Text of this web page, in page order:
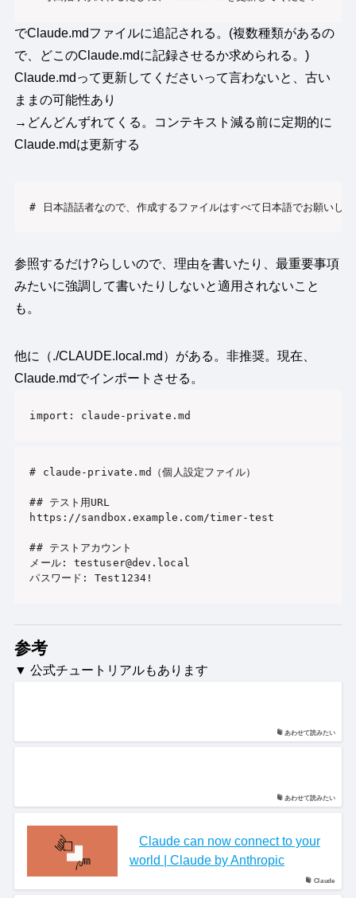
でClaude.mdファイルに追記される。(複数種類があるの
で、どこのClaude.mdに記録させるか求められる。)
Claude.mdって更新してくださいって言わないと、古い
ままの可能性あり
→どんどんずれてくる。コンテキスト減る前に定期的に
Claude.mdは更新する
# 日本語話者なので、作成するファイルはすべて日本語でお願いし
参照するだけ?らしいので、理由を書いたり、最重要事項
みたいに強調して書いたりしないと適用されないこと
も。
他に（./CLAUDE.local.md）がある。非推奨。現在、
Claude.mdでインポートさせる。
import: claude-private.md
# claude-private.md（個人設定ファイル）
## テスト用URL
https://sandbox.example.com/timer-test
## テストアカウント
メール: testuser@dev.local
パスワード: Test1234!
参考
▼ 公式チュートリアルもあります
あわせて読みたい
あわせて読みたい
Claude
Claude can now connect to your
world | Claude by Anthropic